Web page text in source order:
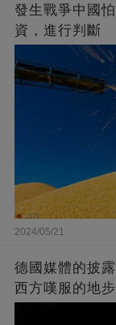
發生戰爭中國
資，進行判斷
2024/05/21
德國媒體的披
西方嘆服的地步